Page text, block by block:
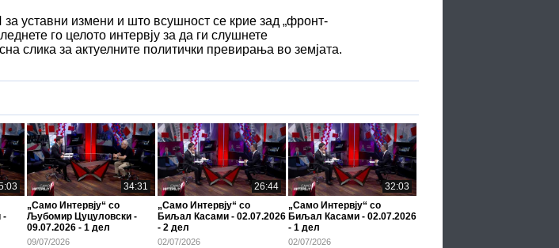
уставни измени и што всушност се крие зад „фронт-
го целото интервју за да ги слушнете
слика за актуелните политички превирања во земјата.
-
34:31
„Само Интервју“ со
Љубомир Цуцуловски -
09.07.2026 - 1 дел
09/07/2026
26:44
„Само Интервју“ со
Биљал Касами - 02.07.2026
- 2 дел
02/07/2026
32:03
„Само Интервју“ со
Биљал Касами - 02.07.2026
- 1 дел
02/07/2026